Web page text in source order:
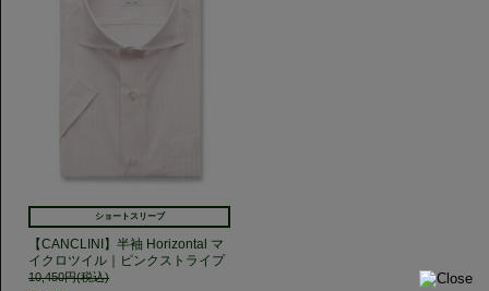
ショートスリーブ
【CANCLINI】半袖 Horizontal マ
イクロツイル｜ピンクストライプ
10,450円(税込)